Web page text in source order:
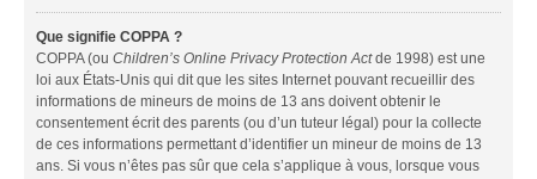
Que signifie COPPA ?
COPPA (ou Children’s Online Privacy Protection Actde 1998) est une
loi aux États-Unis qui dit que les sites Internet pouvant recueillir des
informations de mineurs de moins de 13 ans doivent obtenir le
consentement écrit des parents (ou d’un tuteur légal) pour la collecte
de ces informations permettant d’identifier un mineur de moins de 13
ans. Si vous n’êtes pas sûr que cela s’applique à vous, lorsque vous